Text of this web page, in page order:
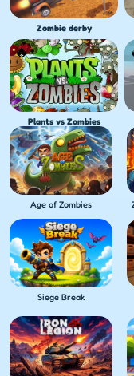
Zombie derby
Plants vs Zombies
Age of Zombies
Siege Break